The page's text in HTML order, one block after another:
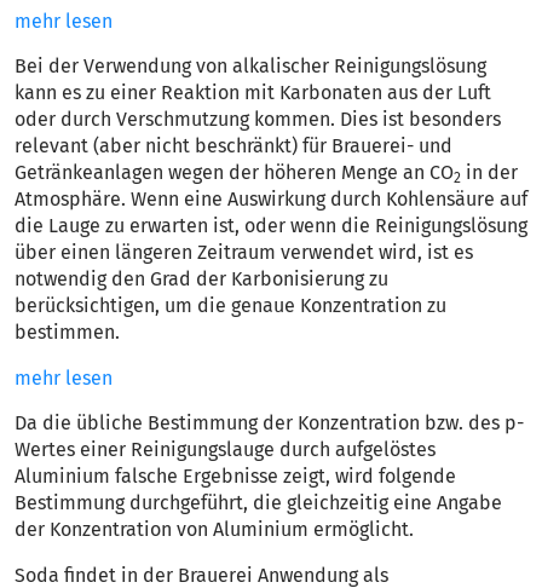
mehr lesen
Bei der Verwendung von alkalischer Reinigungslösung
kann es zu einer Reaktion mit Karbonaten aus der Luft
oder durch Verschmutzung kommen. Dies ist besonders
relevant (aber nicht beschränkt) für Brauerei- und
Getränkeanlagen wegen der höheren Menge an CO2 in der
Atmosphäre. Wenn eine Auswirkung durch Kohlensäure auf
die Lauge zu erwarten ist, oder wenn die Reinigungslösung
über einen längeren Zeitraum verwendet wird, ist es
notwendig den Grad der Karbonisierung zu
berücksichtigen, um die genaue Konzentration zu
bestimmen.
mehr lesen
Da die übliche Bestimmung der Konzentration bzw. des p-
Wertes einer Reinigungslauge durch aufgelöstes
Aluminium falsche Ergebnisse zeigt, wird folgende
Bestimmung durchgeführt, die gleichzeitig eine Angabe
der Konzentration von Aluminium ermöglicht.
Soda findet in der Brauerei Anwendung als